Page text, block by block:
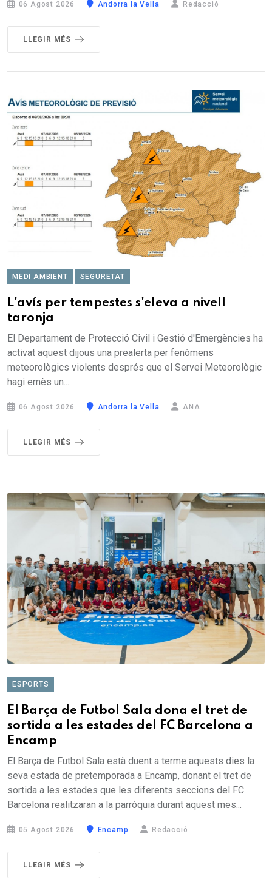
06 Agost 2026 Andorra la Vella Redacció
LLEGIR MÉS
MEDI AMBIENT SEGURETAT
L'avís per tempestes s'eleva a nivell
taronja
El Departament de Protecció Civil i Gestió d'Emergències ha
activat aquest dijous una prealerta per fenòmens
meteorològics violents després que el Servei Meteorològic
hagi emès un...
06 Agost 2026 Andorra la Vella ANA
LLEGIR MÉS
ESPORTS
El Barça de Futbol Sala dona el tret de
sortida a les estades del FC Barcelona a
Encamp
El Barça de Futbol Sala està duent a terme aquests dies la
seva estada de pretemporada a Encamp, donant el tret de
sortida a les estades que les diferents seccions del FC
Barcelona realitzaran a la parròquia durant aquest mes...
05 Agost 2026 Encamp Redacció
LLEGIR MÉS